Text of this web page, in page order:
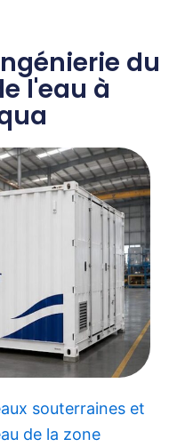
du
l'eau à
souterraines et
de la zone